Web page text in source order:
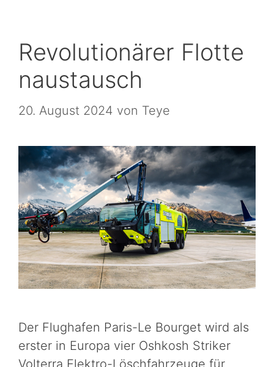
Revolutionärer Flotte
naustausch
20. August 2024 von Teye
Der Flughafen Paris-Le Bourget wird als
erster in Europa vier Oshkosh Striker
Volterra Elektro-Löschfahrzeuge für